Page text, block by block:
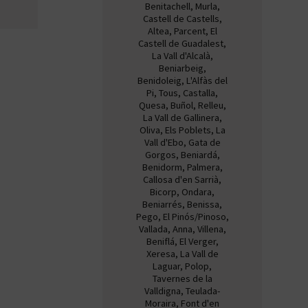
Benitachell, Murla,
Castell de Castells,
Altea, Parcent, El
Castell de Guadalest,
La Vall d'Alcalà,
Beniarbeig,
Benidoleig, L'Alfàs del
Pi, Tous, Castalla,
Quesa, Buñol, Relleu,
La Vall de Gallinera,
Oliva, Els Poblets, La
Vall d'Ebo, Gata de
Gorgos, Beniardá,
Benidorm, Palmera,
Callosa d'en Sarrià,
Bicorp, Ondara,
Beniarrés, Benissa,
Pego, El Pinós/Pinoso,
Vallada, Anna, Villena,
Beniflá, El Verger,
Xeresa, La Vall de
Laguar, Polop,
Tavernes de la
Valldigna, Teulada-
Moraira, Font d'en